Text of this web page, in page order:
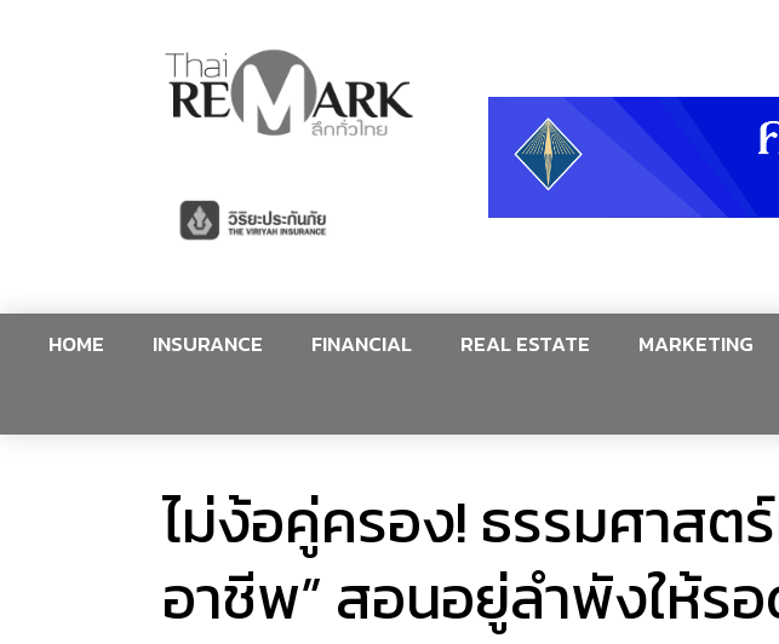
HOME INSURANCE FINANCIAL REAL ESTATE MARKETING
ไม่ง้อคู่ครอง! ธรรมศาส
อาชีพ” สอนอยู่ลำพังให้ร